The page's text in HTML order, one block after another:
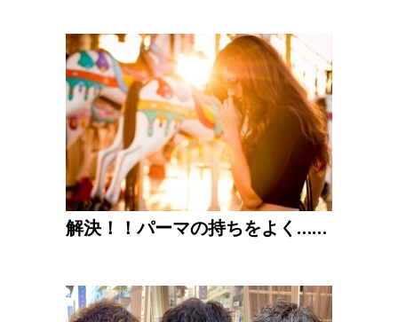
解決！！パーマの持ちをよく……